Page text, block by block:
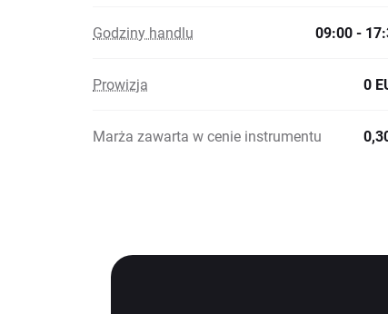
Godziny handlu 09:00 -
Prowizja 0
Marża zawarta w cenie instrumentu